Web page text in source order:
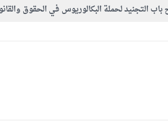
التجنيد لحملة البكالوريوس في الحقوق
ويؤكد حرص مجلس النواب على شراكة فاعلة